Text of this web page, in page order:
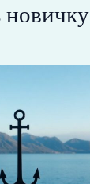
новичку